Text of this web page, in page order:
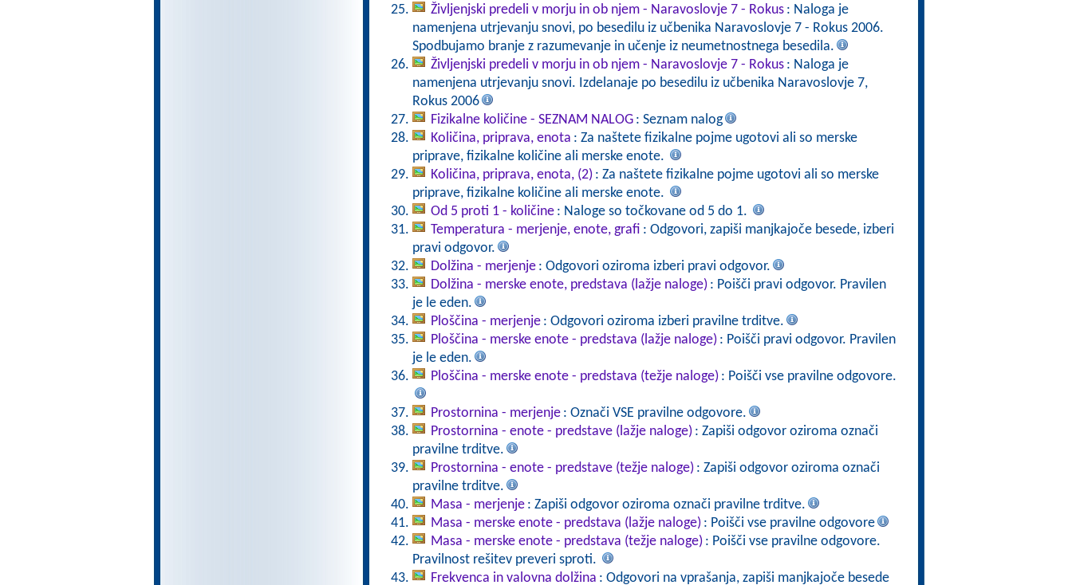
Življenjski predeli v morju in ob njem - Naravoslovje 7 - Rokus : Naloga je
namenjena utrjevanju snovi, po besedilu iz učbenika Naravoslovje 7 - Rokus 2006.
Spodbujamo branje z razumevanje in učenje iz neumetnostnega besedila.
Življenjski predeli v morju in ob njem - Naravoslovje 7 - Rokus : Naloga je
namenjena utrjevanju snovi. Izdelanaje po besedilu iz učbenika Naravoslovje 7,
Rokus 2006
Fizikalne količine - SEZNAM NALOG : Seznam nalog
Količina, priprava, enota : Za naštete fizikalne pojme ugotovi ali so merske
priprave, fizikalne količine ali merske enote.
Količina, priprava, enota, (2) : Za naštete fizikalne pojme ugotovi ali so merske
priprave, fizikalne količine ali merske enote.
Od 5 proti 1 - količine : Naloge so točkovane od 5 do 1.
Temperatura - merjenje, enote, grafi : Odgovori, zapiši manjkajoče besede, izberi
pravi odgovor.
Dolžina - merjenje : Odgovori oziroma izberi pravi odgovor.
Dolžina - merske enote, predstava (lažje naloge) : Poišči pravi odgovor. Pravilen
je le eden.
Ploščina - merjenje : Odgovori oziroma izberi pravilne trditve.
Ploščina - merske enote - predstava (lažje naloge) : Poišči pravi odgovor. Pravilen
je le eden.
Ploščina - merske enote - predstava (težje naloge) : Poišči vse pravilne odgovore.
Prostornina - merjenje : Označi VSE pravilne odgovore.
Prostornina - enote - predstave (lažje naloge) : Zapiši odgovor oziroma označi
pravilne trditve.
Prostornina - enote - predstave (težje naloge) : Zapiši odgovor oziroma označi
pravilne trditve.
Masa - merjenje : Zapiši odgovor oziroma označi pravilne trditve.
Masa - merske enote - predstava (lažje naloge) : Poišči vse pravilne odgovore
Masa - merske enote - predstava (težje naloge) : Poišči vse pravilne odgovore.
Pravilnost rešitev preveri sproti.
Frekvenca in valovna dolžina : Odgovori na vprašanja, zapiši manjkajoče besede